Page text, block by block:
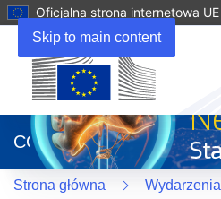
Skip to main content
Oficjalna strona internetowa UE
otworzy
się
w
nowym
CORDIS
Strona główna
Wydarzenia